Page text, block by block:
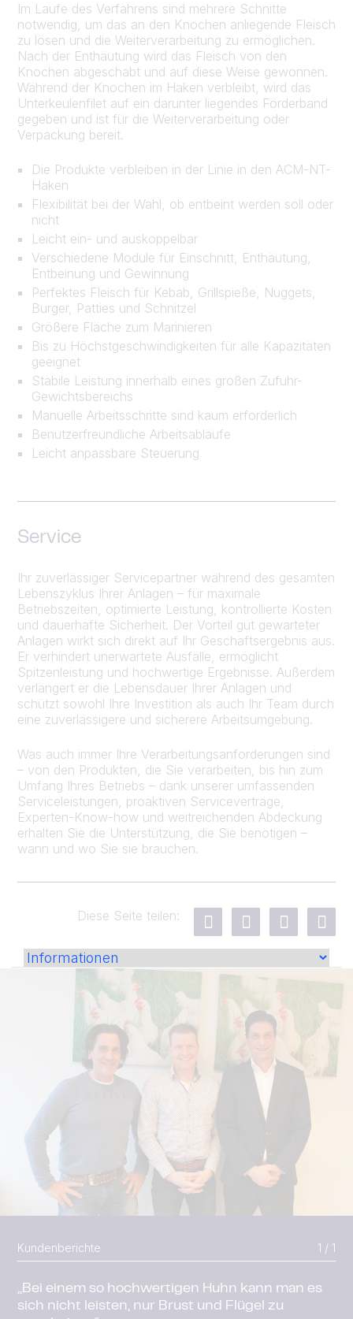
Im Laufe des Verfahrens sind mehrere Schnitte
notwendig, um das an den Knochen anliegende Fleisch
zu lösen und die Weiterverarbeitung zu ermöglichen.
Nach der Enthäutung wird das Fleisch von den
Knochen abgeschabt und auf diese Weise gewonnen.
Während der Knochen im Haken verbleibt, wird das
Unterkeulenfilet auf ein darunter liegendes Förderband
gegeben und ist für die Weiterverarbeitung oder
Verpackung bereit.
Die Produkte verbleiben in der Linie in den ACM-NT-
Haken
Flexibilität bei der Wahl, ob entbeint werden soll oder
nicht
Leicht ein- und auskoppelbar
Verschiedene Module für Einschnitt, Enthäutung,
Entbeinung und Gewinnung
Perfektes Fleisch für Kebab, Grillspieße, Nuggets,
Burger, Patties und Schnitzel
Größere Fläche zum Marinieren
Bis zu Höchstgeschwindigkeiten für alle Kapazitäten
geeignet
Stabile Leistung innerhalb eines großen Zufuhr-
Gewichtsbereichs
Manuelle Arbeitsschritte sind kaum erforderlich
Benutzerfreundliche Arbeitsabläufe
Leicht anpassbare Steuerung
Service
Ihr zuverlässiger Servicepartner während des gesamten
Lebenszyklus Ihrer Anlagen – für maximale
Betriebszeiten, optimierte Leistung, kontrollierte Kosten
und dauerhafte Sicherheit. Der Vorteil gut gewarteter
Anlagen wirkt sich direkt auf Ihr Geschäftsergebnis aus.
Er verhindert unerwartete Ausfälle, ermöglicht
Spitzenleistung und hochwertige Ergebnisse. Außerdem
verlängert er die Lebensdauer Ihrer Anlagen und
schützt sowohl Ihre Investition als auch Ihr Team durch
eine zuverlässigere und sicherere Arbeitsumgebung.
Was auch immer Ihre Verarbeitungsanforderungen sind
– von den Produkten, die Sie verarbeiten, bis hin zum
Umfang Ihres Betriebs – dank unserer umfassenden
Serviceleistungen, proaktiven Serviceverträge,
Experten-Know-how und weitreichenden Abdeckung
erhalten Sie die Unterstützung, die Sie benötigen –
wann und wo Sie sie brauchen.
Diese Seite teilen:
Kundenberichte 1 / 1
„Bei einem so hochwertigen Huhn kann man es
sich nicht leisten, nur Brust und Flügel zu